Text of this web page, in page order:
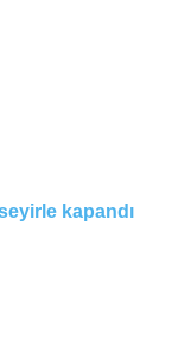
kapandı